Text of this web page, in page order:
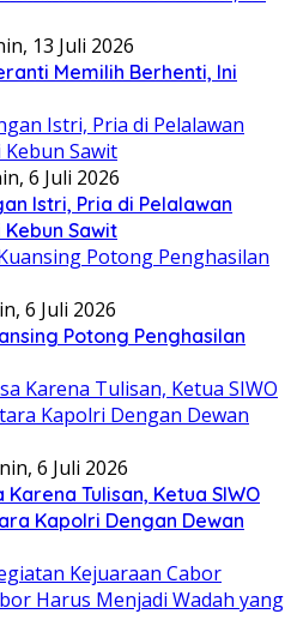
13 Juli 2026
Memilih Berhenti, Ini
6 Juli 2026
Istri, Pria di Pelalawan
Sawit
6 Juli 2026
Potong Penghasilan
6 Juli 2026
Tulisan, Ketua SIWO
Kapolri Dengan Dewan